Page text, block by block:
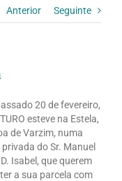
Anterior Seguinte
20 de fevereiro,
esteve na Estela,
de Varzim, numa
do Sr. Manuel
Isabel, que querem
a sua parcela com